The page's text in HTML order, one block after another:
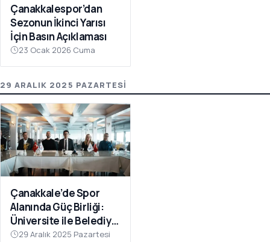
Çanakkalespor’dan
Sezonun İkinci Yarısı
İçin Basın Açıklaması
23 Ocak 2026 Cuma
29 ARALIK 2025 PAZARTESI
Çanakkale’de Spor
Alanında Güç Birliği:
Üniversite ile Belediye
Kulüpleri İş Birliği Yaptı
29 Aralık 2025 Pazartesi